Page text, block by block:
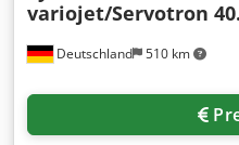
Deutschland 510 km
variojet/Servotron